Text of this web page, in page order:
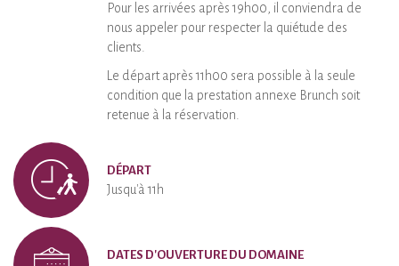
Pour les arrivées après 19h00, il conviendra de
nous appeler pour respecter la quiétude des
clients.
Le départ après 11h00 sera possible à la seule
condition que la prestation annexe Brunch soit
retenue à la réservation.
DÉPART
Jusqu'à 11h
DATES D'OUVERTURE DU DOMAINE